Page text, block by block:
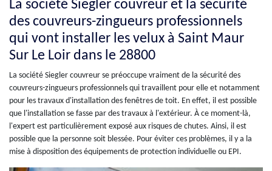
La société Siegler couvreur et la sécurité
des couvreurs-zingueurs professionnels
qui vont installer les velux à Saint Maur
Sur Le Loir dans le 28800
La société Siegler couvreur se préoccupe vraiment de la sécurité des
couvreurs-zingueurs professionnels qui travaillent pour elle et notamment
pour les travaux d'installation des fenêtres de toit. En effet, il est possible
que l'installation se fasse par des travaux à l'extérieur. À ce moment-là,
l'expert est particulièrement exposé aux risques de chutes. Ainsi, il est
possible que la personne soit blessée. Pour éviter ces problèmes, il y a la
mise à disposition des équipements de protection individuelle ou EPI.